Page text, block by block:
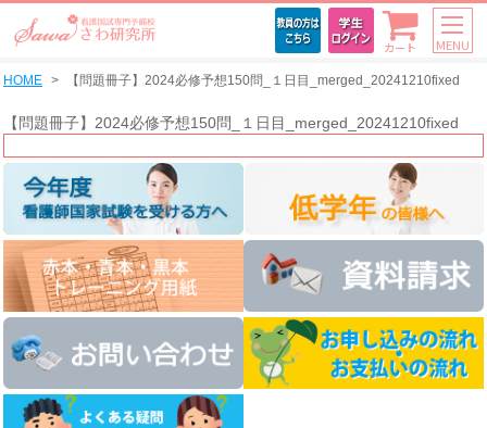
カート MENU
HOME 【問題冊子】2024必修予想150問_１日目_merged_20241210fixed
【問題冊子】2024必修予想150問_１日目_merged_20241210fixed